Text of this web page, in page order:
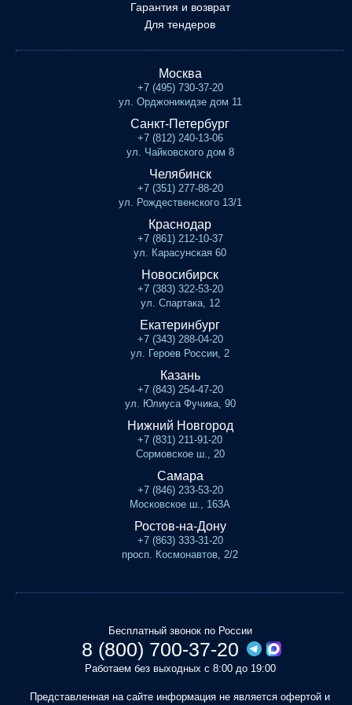
Гарантия и возврат
Для тендеров
Москва
+7 (495) 730-37-20
ул. Орджоникидзе дом 11
Санкт-Петербург
+7 (812) 240-13-06
ул. Чайковского дом 8
Челябинск
+7 (351) 277-88-20
ул. Рождественского 13/1
Краснодар
+7 (861) 212-10-37
ул. Карасунская 60
Новосибирск
+7 (383) 322-53-20
ул. Спартака, 12
Екатеринбург
+7 (343) 288-04-20
ул. Героев России, 2
Казань
+7 (843) 254-47-20
ул. Юлиуса Фучика, 90
Нижний Новгород
+7 (831) 211-91-20
Сормовское ш., 20
Самара
+7 (846) 233-53-20
Московское ш., 163А
Ростов-на-Дону
+7 (863) 333-31-20
просп. Космонавтов, 2/2
Бесплатный звонок по России
8 (800) 700-37-20
Работаем без выходных с 8:00 до 19:00
Представленная на сайте информация не является офертой и